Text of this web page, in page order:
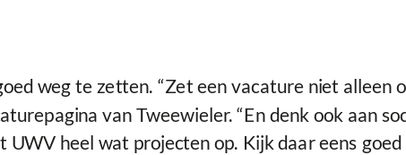
weg te zetten. “Zet een vacature niet alleen
van Tweewieler. “En denk ook aan
heel wat projecten op. Kijk daar eens